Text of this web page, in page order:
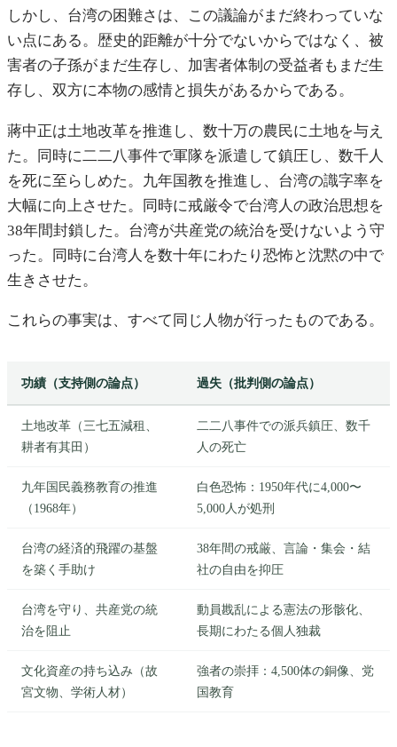
しかし、台湾の困難さは、この議論がまだ終わっていな
い点にある。歴史的距離が十分でないからではなく、被
害者の子孫がまだ生存し、加害者体制の受益者もまだ生
存し、双方に本物の感情と損失があるからである。
蔣中正は土地改革を推進し、数十万の農民に土地を与え
た。同時に二二八事件で軍隊を派遣して鎮圧し、数千人
を死に至らしめた。九年国教を推進し、台湾の識字率を
大幅に向上させた。同時に戒厳令で台湾人の政治思想を
38年間封鎖した。台湾が共産党の統治を受けないよう守
った。同時に台湾人を数十年にわたり恐怖と沈黙の中で
生きさせた。
これらの事実は、すべて同じ人物が行ったものである。
功績（支持側の論点） 過失（批判側の論点）
土地改革（三七五減租、
耕者有其田）
二二八事件での派兵鎮圧、数千
人の死亡
九年国民義務教育の推進
（1968年）
白色恐怖：1950年代に4,000〜
5,000人が処刑
台湾の経済的飛躍の基盤
を築く手助け
38年間の戒厳、言論・集会・結
社の自由を抑圧
台湾を守り、共産党の統
治を阻止
動員戡乱による憲法の形骸化、
長期にわたる個人独裁
文化資産の持ち込み（故
宮文物、学術人材）
強者の崇拝：4,500体の銅像、党
国教育